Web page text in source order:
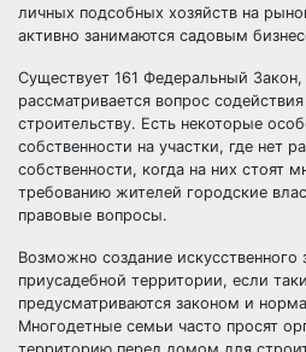
личных подсобных хозяйств на
активно занимаются садовым
Существует 161 Федеральный
рассматривается вопрос
строительству. Есть некоторые
собственности на участки, где нет
собственности, когда на них стоят
требованию жителей городские
правовые вопросы.
Возможно создание искусственного
приусадебной территории, если
предусматриваются законом и
Многодетные семьи часто просят